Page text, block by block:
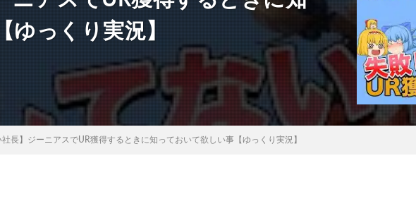
ゆっくり実況】
社長】ジーニアスでUR獲得するときに知っておいて欲しい事【ゆっくり実況】